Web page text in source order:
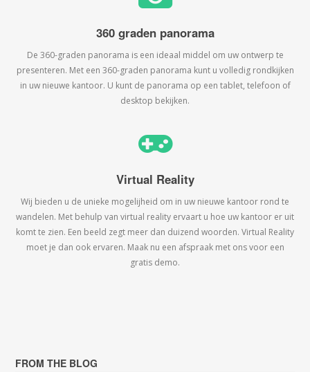
360 graden panorama
De 360-graden panorama is een ideaal middel om uw ontwerp te
presenteren. Met een 360-graden panorama kunt u volledig rondkijken
in uw nieuwe kantoor. U kunt de panorama op een tablet, telefoon of
desktop bekijken.
Virtual Reality
Wij bieden u de unieke mogelijheid om in uw nieuwe kantoor rond te
wandelen. Met behulp van virtual reality ervaart u hoe uw kantoor er uit
komt te zien. Een beeld zegt meer dan duizend woorden. Virtual Reality
moet je dan ook ervaren. Maak nu een afspraak met ons voor een
gratis demo.
FROM THE BLOG